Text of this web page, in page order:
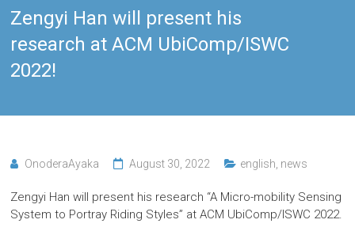
Zengyi Han will present his
research at ACM UbiComp/ISWC
2022!
OnoderaAyaka August 30, 2022 english news
Zengyi Han will present his research “A Micro-mobility Sensing
System to Portray Riding Styles” at ACM UbiComp/ISWC 2022.